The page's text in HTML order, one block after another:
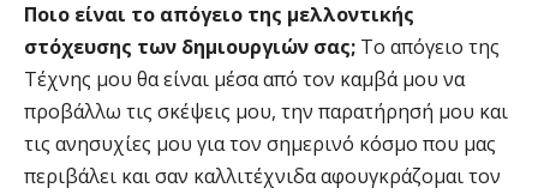
Ποιο είναι το απόγειο της μελλοντικής
στόχευσης των δημιουργιών σας; Το απόγειο της
Τέχνης μου θα είναι μέσα από τον καμβά μου να
προβάλλω τις σκέψεις μου, την παρατήρησή μου και
τις ανησυχίες μου για τον σημερινό κόσμο που μας
περιβάλει και σαν καλλιτέχνιδα αφουγκράζομαι τον